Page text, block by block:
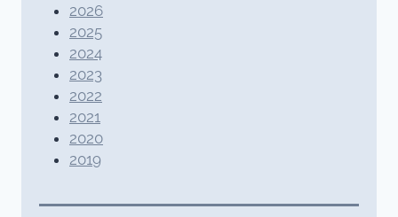
2026
2025
2024
2023
2022
2021
2020
2019